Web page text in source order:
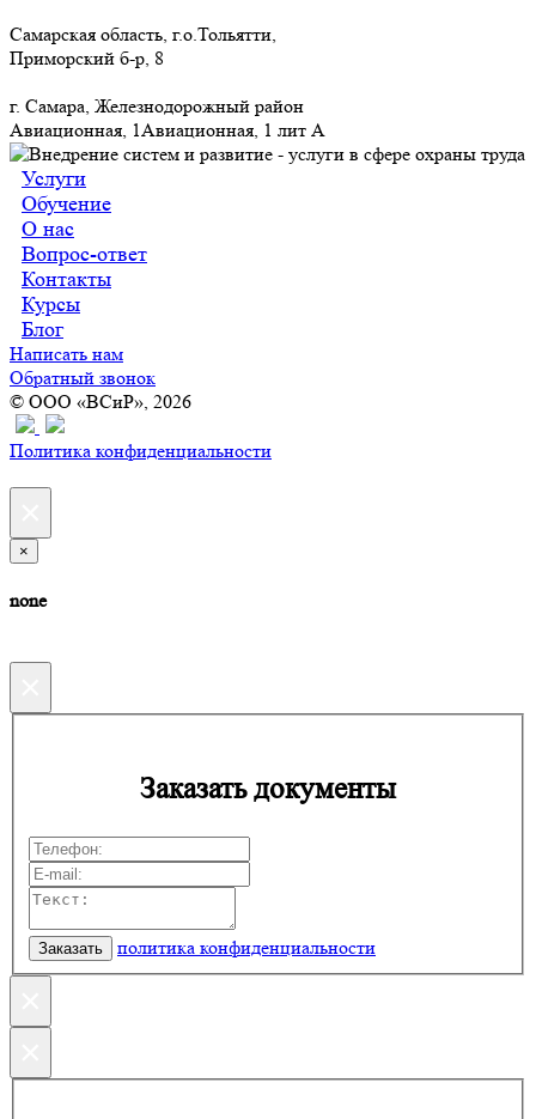
Самарская область, г.о.Тольятти,
Приморский б-р, 8
г. Самара, Железнодорожный район
Авиационная, 1Авиационная, 1 лит А
Услуги
Обучение
О нас
Вопрос-ответ
Контакты
Курсы
Блог
Написать нам
Обратный звонок
© ООО «ВСиР», 2026
Политика конфиденциальности
×
none
Заказать документы
политика конфиденциальности